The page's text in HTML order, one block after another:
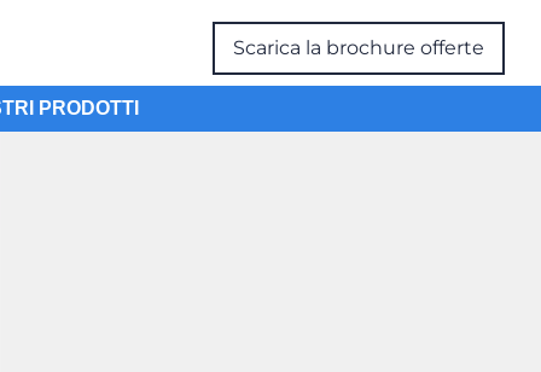
Scarica la brochure offerte
PRODOTTI